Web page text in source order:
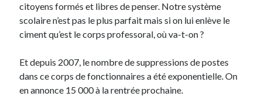
A Lyon
Bon plan du dimanche
Coup de coeur
Engagé
Geek
Green
citoyens formés et libres de penser. Notre système
scolaire n’est pas le plus parfait mais si on lui enlève le
ciment qu’est le corps professoral, où va-t-on ?
Et depuis 2007, le nombre de suppressions de postes
dans ce corps de fonctionnaires a été exponentielle. On
en annonce 15 000 à la rentrée prochaine.